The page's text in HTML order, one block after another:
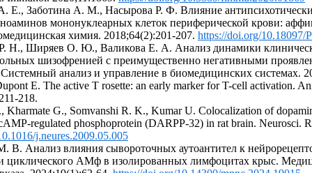
Е., Заботина А. М., Насырова Р. Ф. Влияние
мононуклеарных клеток периферической крови:
химия. 2018;64(2):201-207. https://doi.org/10.18097/
Н., Ширяев О. Ю., Валикова Е. А. Анализ динамики
шизофренией с преимущественно негативными
анализ и управление в биомедицинских системах.
E. The active T rosette: an early marker for T-cell activation.
218.
Kharmate G., Somvanshi R. K., Kumar U. Colocalization of
regulated phosphoprotein (DARPP-32) in rat brain. Neurosci.
j.neures.2009.05.005
В. Анализ влияния сывороточных аутоантител к
циклического АМф в изолированных лимфоцитах крыс.